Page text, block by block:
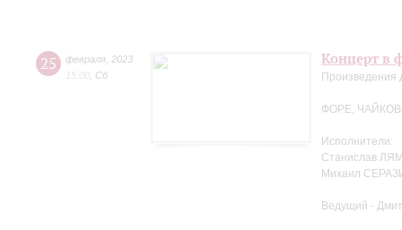
25 февраля 2023
15:00 Сб
Концерт в
Произведения
ФОРЕ,
Исполнители:
Станислав
Михаил
Ведущий -